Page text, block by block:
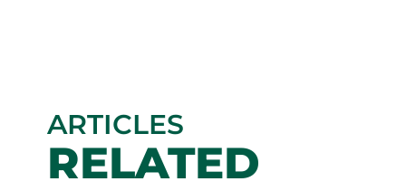
ARTICLES
RELATED